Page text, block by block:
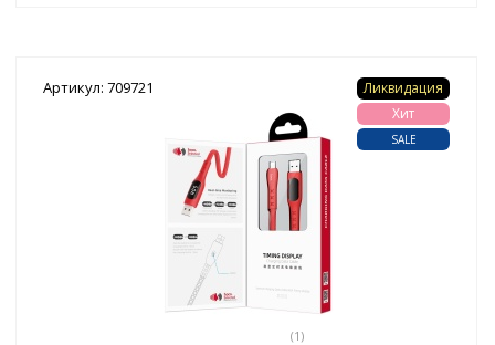
Артикул: 709721
(1)
Ликвидация
Хит
SALE